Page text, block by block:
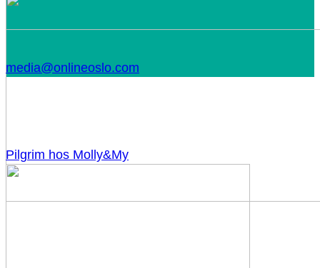
Pilgrim hos Molly&My
media@onlineoslo.com